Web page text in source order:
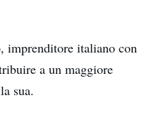
imprenditore italiano con
a un maggiore
sua.